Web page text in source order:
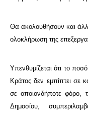
Θα ακολουθήσουν και
ολοκλήρωση της
Υπενθυμίζεται ότι το
Κράτος δεν εμπίπτει σε
σε οποιονδήποτε φόρο,
Δημοσίου,